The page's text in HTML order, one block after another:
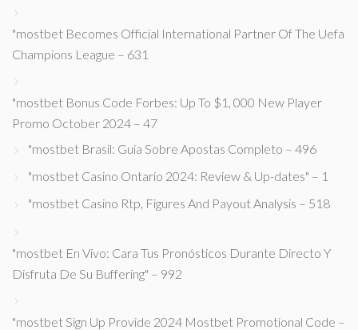
"mostbet Becomes Official International Partner Of The Uefa
Champions League – 631
"mostbet Bonus Code Forbes: Up To $1, 000 New Player
Promo October 2024 – 47
"mostbet Brasil: Guia Sobre Apostas Completo – 496
"mostbet Casino Ontario 2024: Review & Up-dates" – 1
"mostbet Casino Rtp, Figures And Payout Analysis – 518
"mostbet En Vivo: Cara Tus Pronósticos Durante Directo Y
Disfruta De Su Buffering" – 992
"mostbet Sign Up Provide 2024 Mostbet Promotional Code –